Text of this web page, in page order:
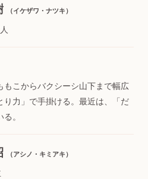
（イケザワ・ナツキ）
もこからバクシーシ山下まで幅広
り力」で手掛ける。最近は、「だ
。
（アシノ・キミアキ）